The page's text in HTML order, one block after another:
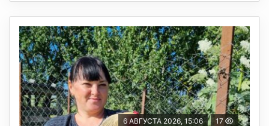
6 АВГУСТА 2026, 15:06 17